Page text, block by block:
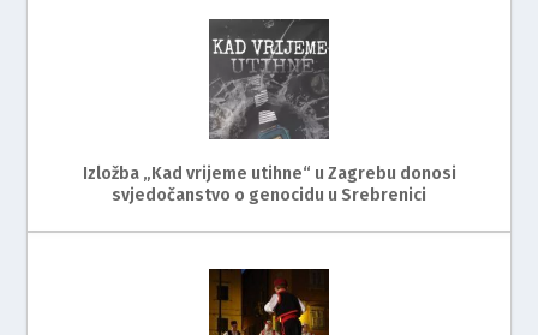
Izložba „Kad vrijeme utihne“ u Zagrebu donosi
svjedočanstvo o genocidu u Srebrenici